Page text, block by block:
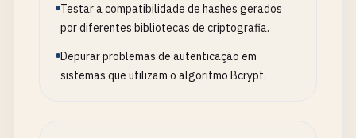
Testar a compatibilidade de hashes gerados
por diferentes bibliotecas de criptografia.
Depurar problemas de autenticação em
sistemas que utilizam o algoritmo Bcrypt.